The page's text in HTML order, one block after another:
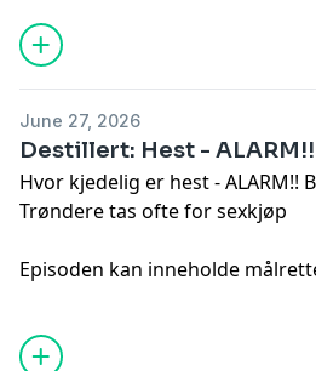
for
om deling av data.
June 27, 2026
Destillert: Hest -
Hvor kjedelig er hest - ALARM!!
Trøndere tas ofte for sexkjøp
Episoden kan inneholde
for
om deling av data.